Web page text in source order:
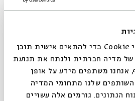
אנחנו משתמשים בקובצי Cookie כדי להתאים אישית תוכן
של מדיה חברתית ולנתח את תנועת
אנחנו משתפים מידע על אופן
שלנו מתחומי המדיה
הנתונים. גורמים אלה עשויים